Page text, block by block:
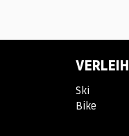
VERLEIH
Ski
Bike